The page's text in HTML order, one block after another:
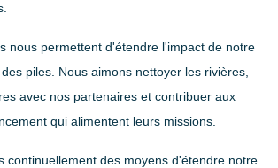
nous permettent d'étendre l'impact de notre
piles. Nous aimons nettoyer les rivières,
avec nos partenaires et contribuer aux
qui alimentent leurs missions.
continuellement des moyens d'étendre notre